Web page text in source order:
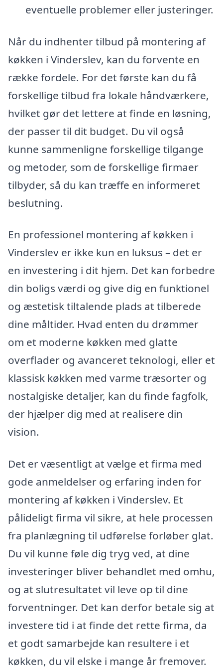
eventuelle problemer eller justeringer.
Når du indhenter tilbud på montering af
køkken i Vinderslev, kan du forvente en
række fordele. For det første kan du få
forskellige tilbud fra lokale håndværkere,
hvilket gør det lettere at finde en løsning,
der passer til dit budget. Du vil også
kunne sammenligne forskellige tilgange
og metoder, som de forskellige firmaer
tilbyder, så du kan træffe en informeret
beslutning.
En professionel montering af køkken i
Vinderslev er ikke kun en luksus – det er
en investering i dit hjem. Det kan forbedre
din boligs værdi og give dig en funktionel
og æstetisk tiltalende plads at tilberede
dine måltider. Hvad enten du drømmer
om et moderne køkken med glatte
overflader og avanceret teknologi, eller et
klassisk køkken med varme træsorter og
nostalgiske detaljer, kan du finde fagfolk,
der hjælper dig med at realisere din
vision.
Det er væsentligt at vælge et firma med
gode anmeldelser og erfaring inden for
montering af køkken i Vinderslev. Et
pålideligt firma vil sikre, at hele processen
fra planlægning til udførelse forløber glat.
Du vil kunne føle dig tryg ved, at dine
investeringer bliver behandlet med omhu,
og at slutresultatet vil leve op til dine
forventninger. Det kan derfor betale sig at
investere tid i at finde det rette firma, da
et godt samarbejde kan resultere i et
køkken, du vil elske i mange år fremover.